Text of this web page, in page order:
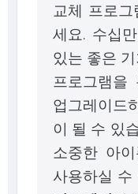
교체 프로
세요. 수십
있는 좋은
프로그램을
업그레이드
이 될 수 있
소중한 아
사용하실